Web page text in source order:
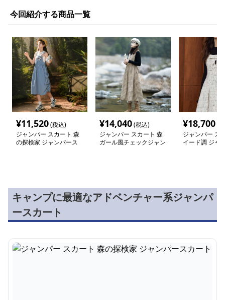
今回紹介する商品一覧
¥11,520(税込)
ジャンパー スカート 森
の探検家 ジャンパース
¥14,040(税込)
ジャンパー スカート 森
ガール風チェックジャン
¥18,700
ジャンパー ス
イード調 ジャ
キャンプに最適なアドベンチャー系ジャンパ
ースカート